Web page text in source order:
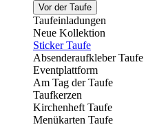
Vor der Taufe
Taufeinladungen
Neue Kollektion
Sticker Taufe
Absenderaufkleber Taufe
Eventplattform
Am Tag der Taufe
Taufkerzen
Kirchenheft Taufe
Menükarten Taufe